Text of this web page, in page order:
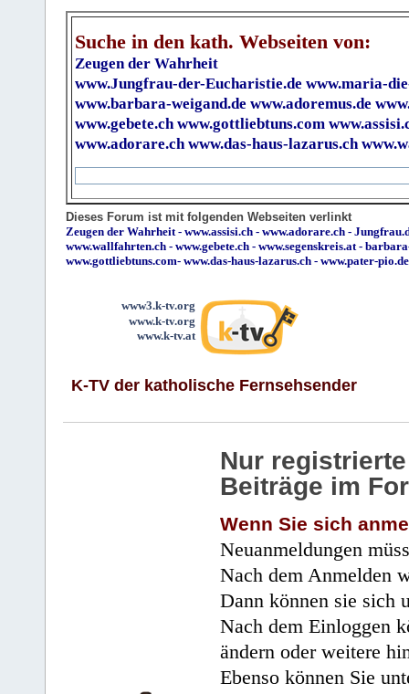
Suche in den kath. Webseiten von:
Zeugen der Wahrheit
www.Jungfrau-der-Eucharistie.de www.maria-
www.barbara-weigand.de www.adoremus.de
www.gebete.ch www.gottliebtuns.com
www.adorare.ch www.das-haus-lazarus.ch
Dieses Forum ist mit folgenden Webseiten verlinkt
Zeugen der Wahrheit- www.assisi.ch - www.adorare.ch -
www.wallfahrten.ch - www.gebete.ch - www.segenskreis.at-
www.gottliebtuns.com- www.das-haus-lazarus.ch - www.pater-pio.de
www3.k-tv.org
www.k-tv.org
www.k-tv.at
K-TV der katholische Fernsehsender
Nur
Beiträge im
Wenn Sie sich
Neuanmeldungen
Nach dem Anmelden
Dann können sie sich
Nach dem Einloggen
ändern oder weitere
Ebenso können Sie